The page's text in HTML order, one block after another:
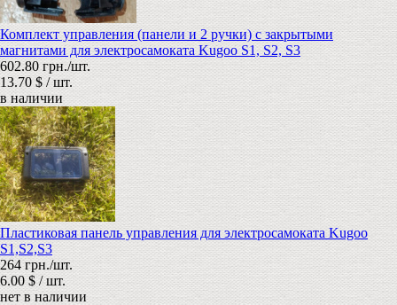
Комплект управления (панели и 2 ручки) c закрытыми
магнитами для электросамоката Kugoo S1, S2, S3
602.80 грн./шт.
13.70 $ / шт.
в наличии
Пластиковая панель управления для электросамоката Kugoo
S1,S2,S3
264 грн./шт.
6.00 $ / шт.
нет в наличии